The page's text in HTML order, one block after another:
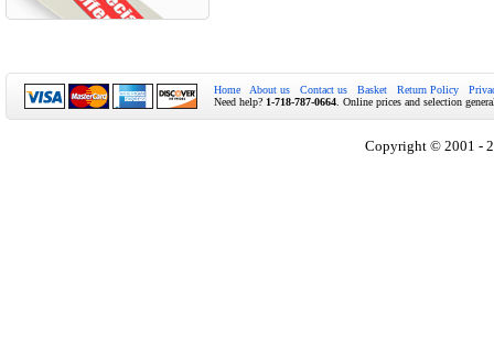
Home About us Contact us Basket Return Policy
Need help? 1-718-787-0664 . Online prices and selection
Copyright © 2001 -